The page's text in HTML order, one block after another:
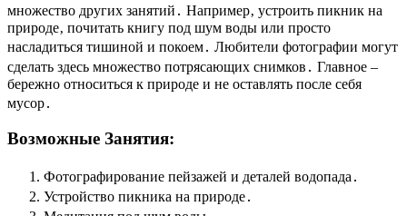
множество других занятий․ Например‚ устроить пикник на
природе‚ почитать книгу под шум воды или просто
насладиться тишиной и покоем․ Любители фотографии могут
сделать здесь множество потрясающих снимков․ Главное –
бережно относиться к природе и не оставлять после себя
мусор․
Возможные Занятия:
Фотографирование пейзажей и деталей водопада․
Устройство пикника на природе․